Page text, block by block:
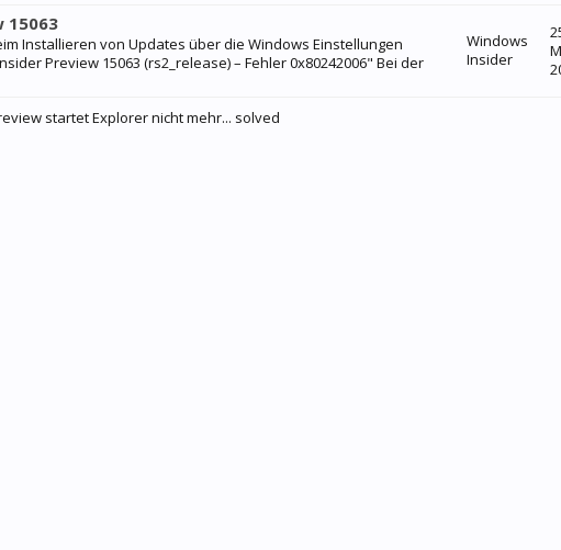
15063
Installieren von Updates über die Windows Einstellungen
Preview 15063 (rs2_release) – Fehler 0x80242006" Bei der
Windows
Insider
startet Explorer nicht mehr... solved